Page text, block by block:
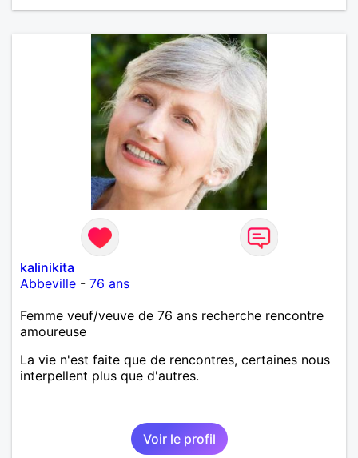
kalinikita
Abbeville - 76 ans
Femme veuf/veuve de 76 ans recherche rencontre
amoureuse
La vie n'est faite que de rencontres, certaines nous
interpellent plus que d'autres.
Voir le profil